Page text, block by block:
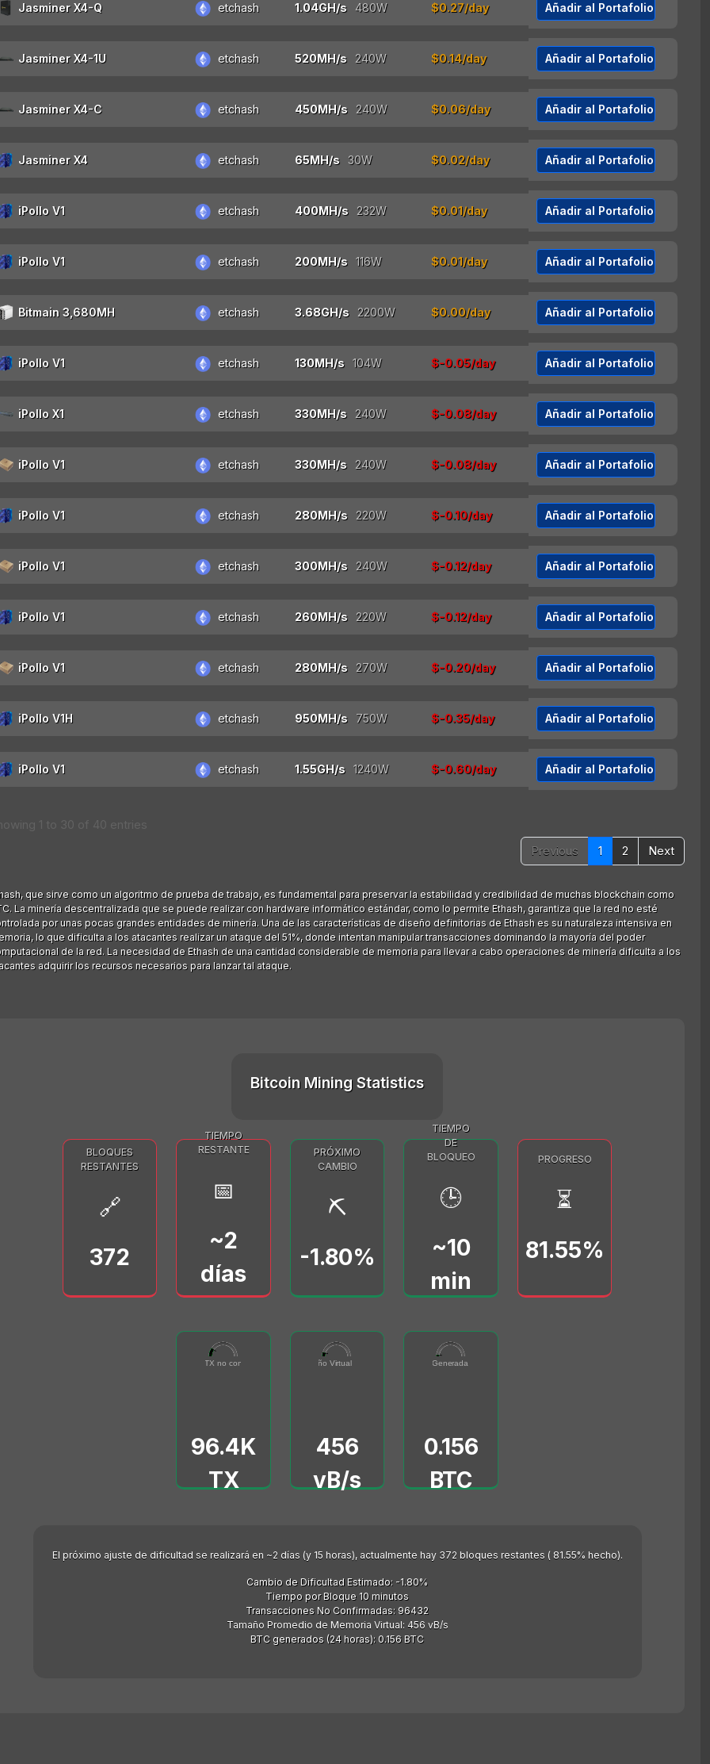
Jasminer X4-Q etchash $0.27/day Añadir al Portafolio
Jasminer X4-1U etchash $0.14/day Añadir al Portafolio
Jasminer X4-C etchash $0.06/day Añadir al Portafolio
Jasminer X4 etchash $0.02/day Añadir al Portafolio
iPollo V1 etchash $0.01/day Añadir al Portafolio
iPollo V1 etchash $0.01/day Añadir al Portafolio
Bitmain 3,680MH etchash $0.00/day Añadir al Portafolio
iPollo V1 etchash $-0.05/day Añadir al Portafolio
iPollo X1 etchash $-0.08/day Añadir al Portafolio
iPollo V1 etchash $-0.08/day Añadir al Portafolio
iPollo V1 etchash $-0.10/day Añadir al Portafolio
iPollo V1 etchash $-0.12/day Añadir al Portafolio
iPollo V1 etchash $-0.12/day Añadir al Portafolio
iPollo V1 etchash $-0.20/day Añadir al Portafolio
iPollo V1H etchash $-0.35/day Añadir al Portafolio
iPollo V1 etchash $-0.60/day Añadir al Portafolio
1 to 30 of 40 entries
Previous
1 2 Next
que sirve como un algoritmo de prueba de trabajo, es fundamental para preservar la estabilidad y credibilidad de muchas blockchain como
La minería descentralizada que se puede realizar con hardware informático estándar, como lo permite Ethash, garantiza que la red no esté
por unas pocas grandes entidades de minería. Una de las características de diseño definitorias de Ethash es su naturaleza intensiva en
lo que dificulta a los atacantes realizar un ataque del 51%, donde intentan manipular transacciones dominando la mayoría del poder
de la red. La necesidad de Ethash de una cantidad considerable de memoria para llevar a cabo operaciones de minería dificulta a los
adquirir los recursos necesarios para lanzar tal ataque.
Bitcoin Mining Statistics
BLOQUES
RESTANTES
🔗
372
TIEMPO
RESTANTE
📅
~2
días
PRÓXIMO
CAMBIO
⛏️
-1.80%
TIEMPO
DE
BLOQUEO
🕒
~10
min
PROGRESO
⏳
81.55%
96432
Total de TX no confirmados
0 500000
96.4K
TX
45561691
Tamaño Virtual (vB/s)
0 500000000
456
vB/s
0.156
Tarifas Generadas (BTC)
0 5
0.156
BTC
El próximo ajuste de dificultad se realizará en ~2 días (y 15 horas), actualmente hay 372 bloques restantes ( 81.55% hecho).
Cambio de Dificultad Estimado: -1.80%
Tiempo por Bloque 10 minutos
Transacciones No Confirmadas: 96432
Tamaño Promedio de Memoria Virtual: 456 vB/s
BTC generados (24 horas): 0.156 BTC